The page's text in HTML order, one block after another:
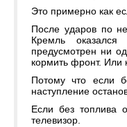
Это примерно как
После ударов по
Кремль
предусмотрен ни
кормить фронт. Или
Потому что если
наступление
Если без топлива
телевизор.